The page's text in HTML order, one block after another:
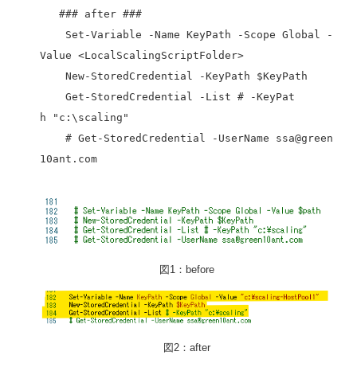
### after ###
Set-Variable -Name KeyPath -Scope Global -
Value <LocalScalingScriptFolder>
New-StoredCredential -KeyPath $KeyPath
Get-StoredCredential -List # -KeyPat
h "c:\scaling"
# Get-StoredCredential -UserName ssa@green
10ant.com
図1：before
図2：after